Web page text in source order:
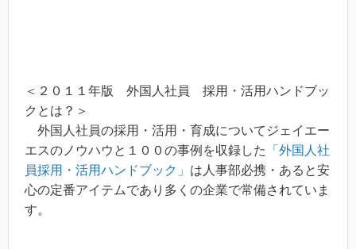
＜２０１１年版 外国人社員 採用・活用ハンドブッ
クとは？＞
外国人社員の採用・活用・育成についてジェイエー
エスのノウハウと１００の事例を収録した
「外国人社
員採用・活用ハンドブック」 は人事部必携・あると安
心の定番アイテムであり多くの企業で常備されていま
す。